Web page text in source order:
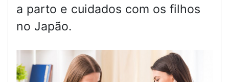
a parto e cuidados com os filhos
no Japão.